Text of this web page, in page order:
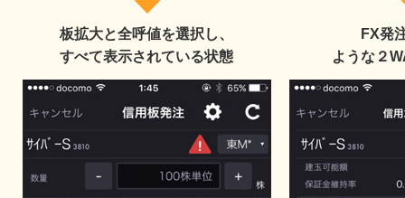
板拡大と全呼値を選択し、
すべて表示されている状態
FX発
ような２